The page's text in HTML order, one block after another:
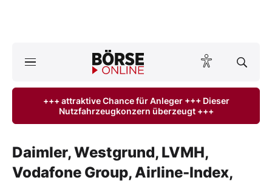
ktuelle Ausgabe BÖRSE ONLINE lesen
Anlageprodukte
Finanz-Check
+++ attraktive Chance für Anleger +++ Dieser
Nutzfahrzeugkonzern überzeugt +++
Daimler, Westgrund, LVMH,
Vodafone Group, Airline-Index,